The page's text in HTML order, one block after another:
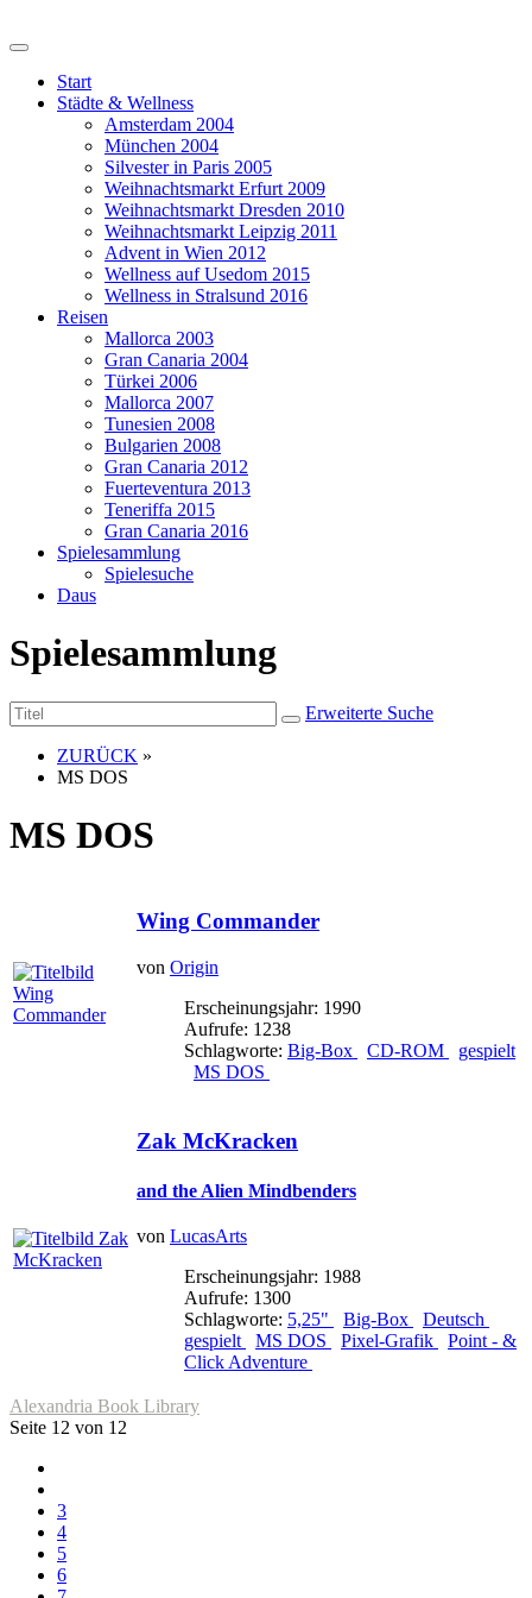
Start
Städte & Wellness
Amsterdam 2004
München 2004
Silvester in Paris 2005
Weihnachtsmarkt Erfurt 2009
Weihnachtsmarkt Dresden 2010
Weihnachtsmarkt Leipzig 2011
Advent in Wien 2012
Wellness auf Usedom 2015
Wellness in Stralsund 2016
Reisen
Mallorca 2003
Gran Canaria 2004
Türkei 2006
Mallorca 2007
Tunesien 2008
Bulgarien 2008
Gran Canaria 2012
Fuerteventura 2013
Teneriffa 2015
Gran Canaria 2016
Spielesammlung
Spielesuche
Daus
Spielesammlung
Erweiterte Suche
ZURÜCK »
MS DOS
MS DOS
Wing Commander
von Origin
Erscheinungsjahr: 1990
Aufrufe: 1238
Schlagworte: Big-Box CD-ROM
gespielt
MS DOS
Zak McKracken
and the Alien Mindbenders
von LucasArts
Erscheinungsjahr: 1988
Aufrufe: 1300
Schlagworte: 5,25" Big-Box
Deutsch
gespielt
MS DOS Pixel-Grafik
Point - &
Click Adventure
Alexandria Book Library
Seite 12 von 12
3
4
5
6